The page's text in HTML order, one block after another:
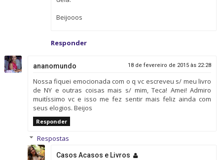
Beijooos
Responder
ananomundo 18 de fevereiro de 2015 às 22:28
Nossa fiquei emocionada com o q vc escreveu s/ meu livro
de NY e outras coisas mais s/ mim, Teca! Amei! Admiro
muitíssimo vc e isso me fez sentir mais feliz ainda com
seus elogios. Beijos
Responder
Respostas
Casos Acasos e Livros